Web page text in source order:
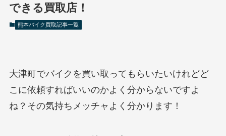
できる買取店！
熊本バイク買取記事一覧
大津町でバイクを買い取ってもらいたいけれどど
こに依頼すればいいのかよく分からないですよ
ね？その気持ちメッチャよく分かります！